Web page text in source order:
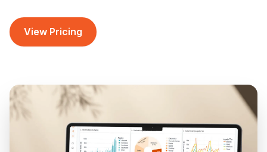
View Pricing